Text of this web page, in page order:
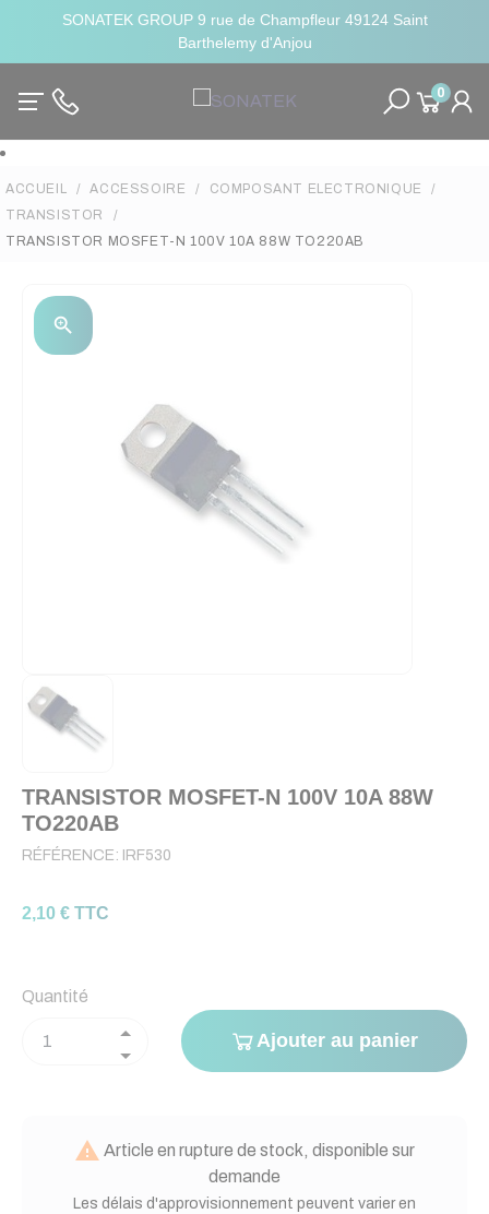
SONATEK GROUP 9 rue de Champfleur 49124 Saint
Barthelemy d'Anjou
0
ACCUEIL ACCESSOIRE
COMPOSANT ELECTRONIQUE
TRANSISTOR
TRANSISTOR MOSFET-N 100V 10A 88W TO220AB
zoom_in
TRANSISTOR MOSFET-N 100V 10A 88W
TO220AB
RÉFÉRENCE: IRF530
2,10 € TTC
Quantité
Ajouter au panier
 Article en rupture de stock, disponible sur
demande
Les délais d'approvisionnement peuvent varier en